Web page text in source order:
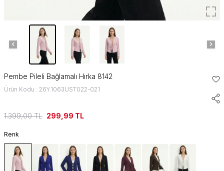
Pembe Pileli Bağlamalı Hırka 8142
Ürün Kodu : 26Y1063UST022-021
1.399,00TL 299,99 TL
Renk